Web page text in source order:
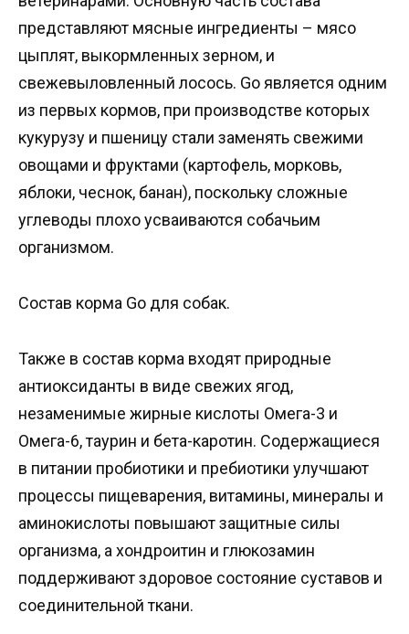
представляют мясные ингредиенты – мясо
цыплят, выкормленных зерном, и
свежевыловленный лосось. Go является одним
из первых кормов, при производстве которых
кукурузу и пшеницу стали заменять свежими
овощами и фруктами (картофель, морковь,
яблоки, чеснок, банан), поскольку сложные
углеводы плохо усваиваются собачьим
организмом.
Состав корма Go для собак.
Также в состав корма входят природные
антиоксиданты в виде свежих ягод,
незаменимые жирные кислоты Омега-3 и
Омега-6, таурин и бета-каротин. Содержащиеся
в питании пробиотики и пребиотики улучшают
процессы пищеварения, витамины, минералы и
аминокислоты повышают защитные силы
организма, а хондроитин и глюкозамин
поддерживают здоровое состояние суставов и
соединительной ткани.